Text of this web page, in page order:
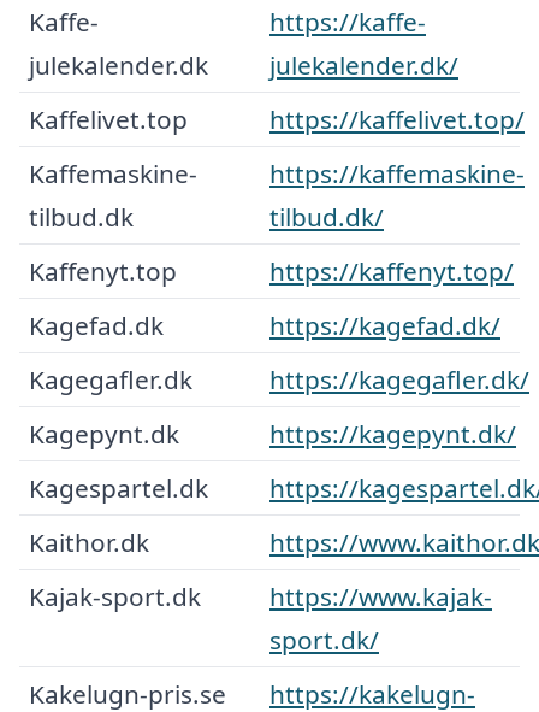
Kaffe-
julekalender.dk
https://kaffe-
julekalender.dk/
Kaffelivet.top
https://kaffelivet.top/
Kaffemaskine-
tilbud.dk
https://kaffemaskine-
tilbud.dk/
Kaffenyt.top
https://kaffenyt.top/
Kagefad.dk
https://kagefad.dk/
Kagegafler.dk
https://kagegafler.dk/
Kagepynt.dk
https://kagepynt.dk/
Kagespartel.dk
https://
Kaithor.dk
https://
Kajak-sport.dk
https://www.kajak-
sport.dk/
Kakelugn-pris.se
https://kakelugn-